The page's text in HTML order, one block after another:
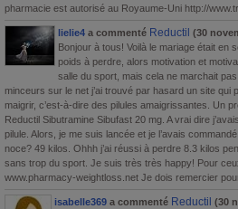
pharmacie est autorisé au Royaume-Uni http://
lielie4 a commenté Reductil (30
Bonjour à tous! Voilà le mariage était en
poids à perdre, alors motivation et
salle du sport, mais cela ne marchait
minceurs sur le net j’ai trouvé par hasard un site
maigrir, c’est-à-dire des pilules amaigrissantes. Un
Reductil Sibutramine Sibufast 20 mg. A vrai dire
pilule. Alors, je me suis lancée et je l’avais
noce? 49 kilos. Ohhh j’ai réussi à perdre 8.3 kilos
sans trop du sport. Je suis très très happy! Pour
www.pharmacy-weightloss.net Je dois remercier
isabelle369 a commenté Reductil (30